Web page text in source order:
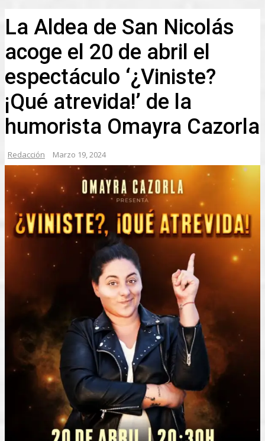
La Aldea de San Nicolás
acoge el 20 de abril el
espectáculo ‘¿Viniste?
¡Qué atrevida!’ de la
humorista Omayra Cazorla
Redacción Marzo 19, 2024